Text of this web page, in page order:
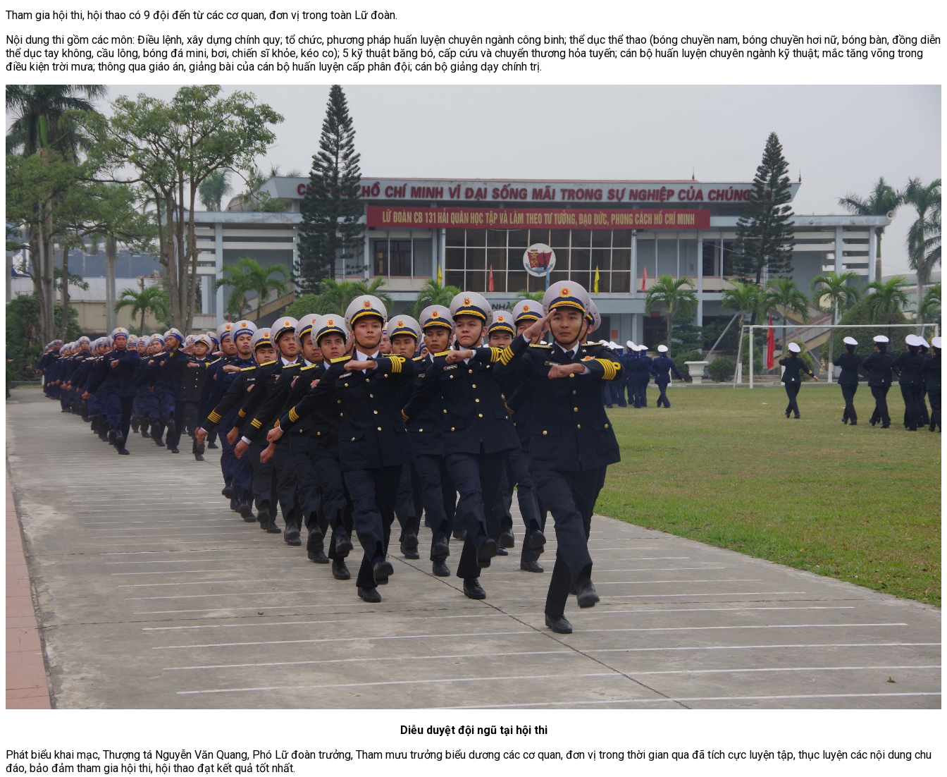
Tham gia hội thi, hội thao có 9 đội đến từ các cơ quan, đơn vị trong toàn Lữ đoàn.
Nội dung thi gồm các môn: Điều lệnh, xây dựng chính quy; tổ chức, phương pháp huấn luyện chuyên ngành công binh; thể dục thể thao (bóng chuyền nam, bóng chuyền hơi nữ, bóng bàn, đồng diễn
thể dục tay không, cầu lông, bóng đá mini, bơi, chiến sĩ khỏe, kéo co); 5 kỹ thuật băng bó, cấp cứu và chuyển thương hỏa tuyến; cán bộ huấn luyện chuyên ngành kỹ thuật; mắc tăng võng trong
điều kiện trời mưa; thông qua giáo án, giảng bài của cán bộ huấn luyện cấp phân đội; cán bộ giảng dạy chính trị.
Diễu duyệt đội ngũ tại hội thi
Phát biểu khai mạc, Thượng tá Nguyễn Văn Quang, Phó Lữ đoàn trưởng, Tham mưu trưởng biểu dương các cơ quan, đơn vị trong thời gian qua đã tích cực luyện tập, thục luyện các nội dung chu
đáo, bảo đảm tham gia hội thi, hội thao đạt kết quả tốt nhất.